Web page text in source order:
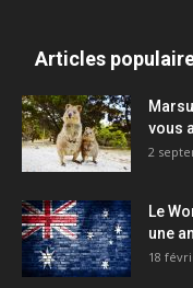
Articles
vous
2
Le
une
18